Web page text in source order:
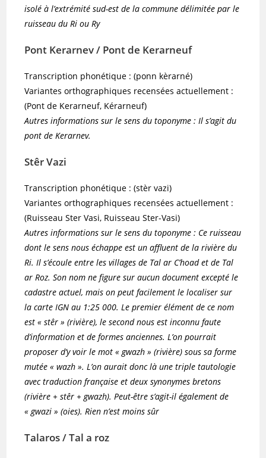
isolé à l’extrémité sud-est de la commune délimitée par le
ruisseau du Ri ou Ry
Pont Kerarnev / Pont de Kerarneuf
Transcription phonétique : (ponn kèrarné)
Variantes orthographiques recensées actuellement :
(Pont de Kerarneuf, Kérarneuf)
Autres informations sur le sens du toponyme : Il s’agit du
pont de Kerarnev.
Stêr Vazi
Transcription phonétique : (stèr vazi)
Variantes orthographiques recensées actuellement :
(Ruisseau Ster Vasi, Ruisseau Ster-Vasi)
Autres informations sur le sens du toponyme : Ce ruisseau
dont le sens nous échappe est un affluent de la rivière du
Ri. Il s’écoule entre les villages de Tal ar C’hoad et de Tal
ar Roz. Son nom ne figure sur aucun document excepté le
cadastre actuel, mais on peut facilement le localiser sur
la carte IGN au 1:25 000. Le premier élément de ce nom
est « stêr » (rivière), le second nous est inconnu faute
d’information et de formes anciennes. L’on pourrait
proposer d’y voir le mot « gwazh » (rivière) sous sa forme
mutée « wazh ». L’on aurait donc là une triple tautologie
avec traduction française et deux synonymes bretons
(rivière + stêr + gwazh). Peut-être s’agit-il également de
« gwazi » (oies). Rien n’est moins sûr
Talaros / Tal a roz